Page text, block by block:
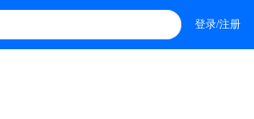
登录/注册